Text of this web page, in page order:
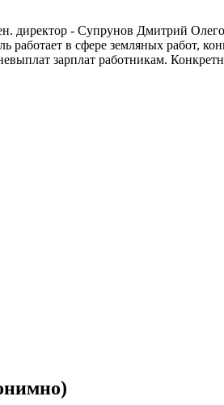
директор - Супрунов Дмитрий
в сфере земляных работ,
зарплат работникам.